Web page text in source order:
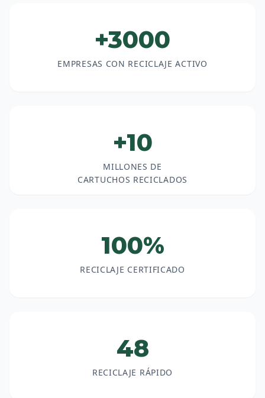
+3000
EMPRESAS CON RECICLAJE ACTIVO
+10
MILLONES DE
CARTUCHOS RECICLADOS
100%
RECICLAJE CERTIFICADO
48
RECICLAJE RÁPIDO